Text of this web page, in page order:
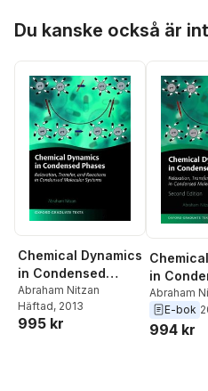
Du kanske också är
Chemical Dynamics
in Condensed
Phases
Abraham Nitzan
Häftad, 2013
995 kr
in
Phases
Abraham
E-bok
994 kr